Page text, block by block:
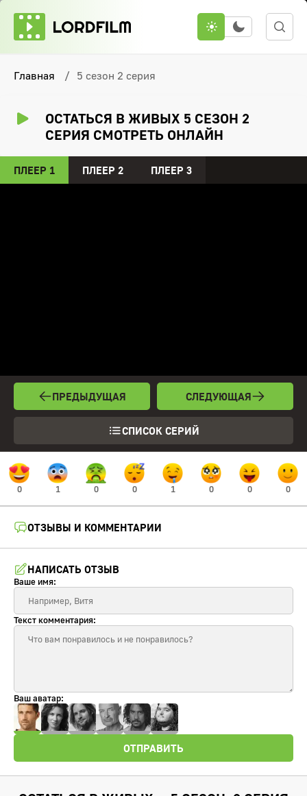
Главная 5 сезон 2 серия
ОСТАТЬСЯ В ЖИВЫХ 5 СЕЗОН 2
СЕРИЯ СМОТРЕТЬ ОНЛАЙН
ПЛЕЕР 1 ПЛЕЕР 2 ПЛЕЕР 3
ПРЕДЫДУЩАЯ
СПИСОК СЕРИЙ
СЛЕДУЮЩАЯ
0 1 0 0 1 0 0 0
ОТЗЫВЫ И КОММЕНТАРИИ
НАПИСАТЬ ОТЗЫВ
Ваше имя:
Текст комментария:
Ваш аватар:
ОТПРАВИТЬ